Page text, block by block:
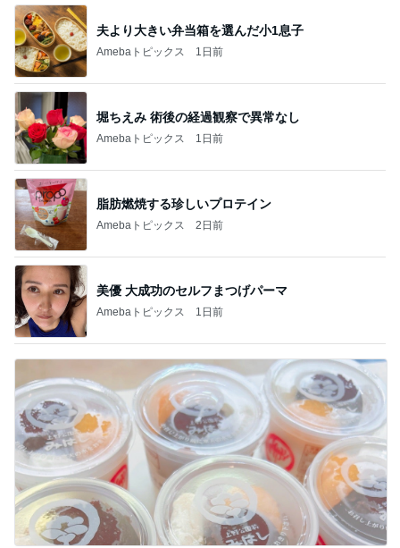
夫より大きい弁当箱を選んだ小1息子
Amebaトピックス 1日前
堀ちえみ 術後の経過観察で異常なし
Amebaトピックス 1日前
脂肪燃焼する珍しいプロテイン
Amebaトピックス 2日前
美優 大成功のセルフまつげパーマ
Amebaトピックス 1日前